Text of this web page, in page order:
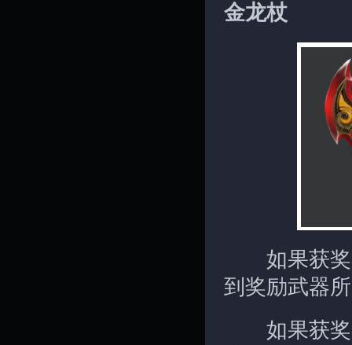
金龙杖
如果获奖
到奖励武器
如果获奖